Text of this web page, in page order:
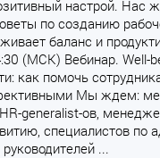
настрой. Нас
по созданию
баланс и
(МСК) Вебинар. Well-
как помочь
Мы ждем:
generalist-ов,
специалистов по
...